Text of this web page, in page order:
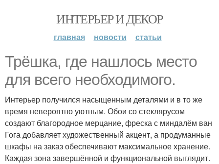
ИНТЕРЬЕР И ДЕКОР
главная новости статьи
Трёшка, где нашлось место
для всего необходимого.
Интерьер получился насыщенным деталями и в то же
время невероятно уютным. Обои со стеклярусом
создают благородное мерцание, фреска с миндалём ван
Гога добавляет художественный акцент, а продуманные
шкафы на заказ обеспечивают максимальное хранение.
Каждая зона завершённой и функциональной выглядит.